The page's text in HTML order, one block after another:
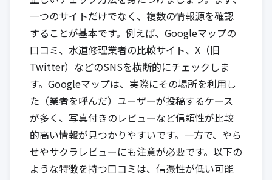
一つのサイトだけでなく、複数の情報源を確認
することが基本です。例えば、Googleマップの
口コミ、水道修理業者の比較サイト、X（旧
Twitter）などのSNSを横断的にチェックしま
す。Googleマップは、実際にその場所を利用し
た（業者を呼んだ）ユーザーが投稿するケース
が多く、写真付きのレビューなど信頼性が比較
的高い情報が見つかりやすいです。一方で、やら
せやサクラレビューにも注意が必要です。以下の
ような特徴を持つ口コミは、信憑性が低い可能